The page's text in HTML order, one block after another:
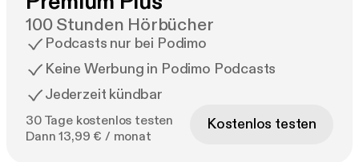
100 Stunden Hörbücher
Podcasts nur bei Podimo
Keine Werbung in Podimo Podcasts
Jederzeit kündbar
30 Tage kostenlos testen
Dann 13,99 € / monat
Kostenlos testen